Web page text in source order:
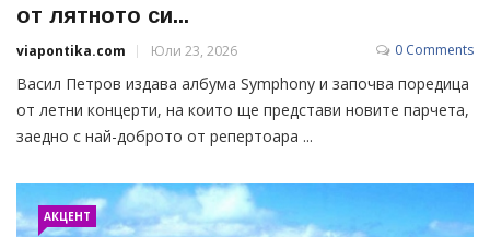
от лятното си...
viapontika.com Юли 23, 2026 0 Comments
Васил Петров издава албума Symphony и започва поредица
от летни концерти, на които ще представи новите парчета,
заедно с най-доброто от репертоара ...
АКЦЕНТ